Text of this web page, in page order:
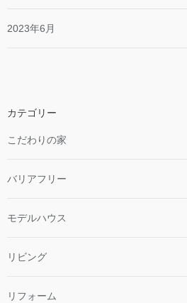
2023年6月
カテゴリー
こだわりの家
バリアフリー
モデルハウス
リビング
リフォーム